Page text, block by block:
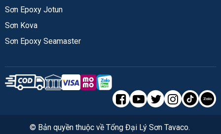
Sơn Epoxy Jotun
Sơn Kova
Sơn Epoxy Seamaster
© Bản quyền thuộc về Tổng Đại Lý Sơn Tavaco.